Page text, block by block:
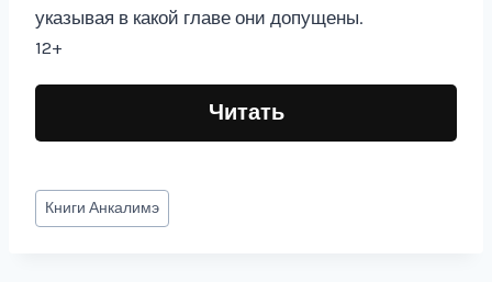
указывая в какой главе они допущены.
12+
Читать
Метки
записи:
КнигиАнкалимэ